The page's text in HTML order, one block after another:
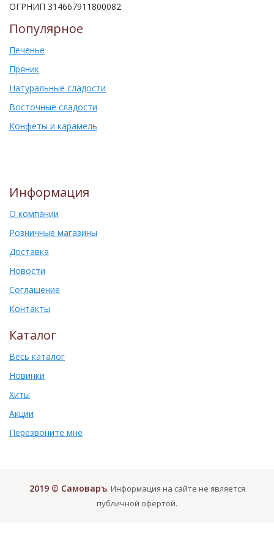
ОГРНИП 314667911800082
Популярное
Печенье
Пряник
Натуральные сладости
Восточные сладости
Конфеты и карамель
Информация
О компании
Розничные магазины
Доставка
Новости
Соглашение
Контакты
Каталог
Весь каталог
Новинки
Хиты
Акции
Перезвоните мне
2019 © Самоваръ. Информация на сайте не является
публичной офертой.